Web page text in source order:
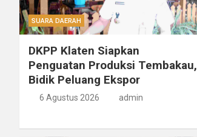
SUARA DAERAH
DKPP Klaten Siapkan
Penguatan Produksi Tembakau,
Bidik Peluang Ekspor
6 Agustus 2026 admin